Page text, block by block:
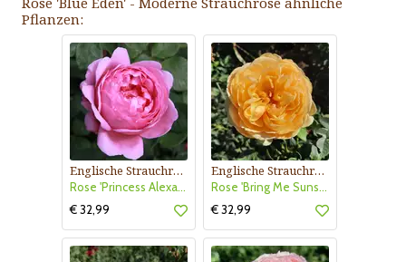
Pflanzen:
Englische Strauchrose
Rose 'Princess Alexandra of Kent'
€ 32,99
Englische Strauchrose
Rose 'Bring Me Sunshine'
€ 32,99